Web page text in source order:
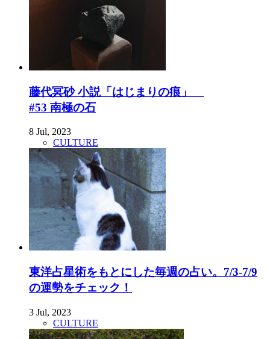
藤代冥砂 小説「はじまりの痕」
#53 南極の石
8 Jul, 2023
CULTURE
東洋占星術をもとにした毎週の占い。7/3-7/9
の運勢をチェック！
3 Jul, 2023
CULTURE